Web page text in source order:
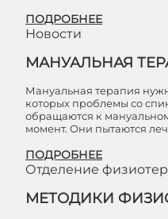
ПОДРОБНЕЕ
Новости
МАНУАЛЬНАЯ
Мануальная терапия
которых проблемы со
обращаются к
момент. Они пытаются
ПОДРОБНЕЕ
Отделение
МЕТОДИКИ